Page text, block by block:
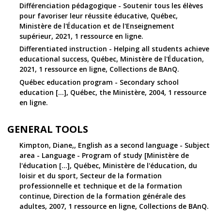
Différenciation pédagogique - Soutenir tous les élèves
pour favoriser leur réussite éducative, Québec,
Ministère de l'Éducation et de l'Enseignement
supérieur, 2021, 1 ressource en ligne.
Differentiated instruction - Helping all students achieve
educational success, Québec, Ministère de l'Éducation,
2021, 1 ressource en ligne, Collections de BAnQ.
Québec education program - Secondary school
education [...], Québec, the Ministère, 2004, 1 ressource
en ligne.
GENERAL TOOLS
Kimpton, Diane,, English as a second language - Subject
area - Language - Program of study [Ministère de
l'éducation [...], Québec, Ministère de l'éducation, du
loisir et du sport, Secteur de la formation
professionnelle et technique et de la formation
continue, Direction de la formation générale des
adultes, 2007, 1 ressource en ligne, Collections de BAnQ.